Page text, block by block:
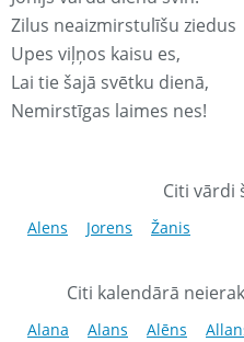
Zilus neaizmirstulīšu ziedus
Upes viļņos kaisu es,
Lai tie šajā svētku dienā,
Nemirstīgas laimes nes!
Citi vārdi
Alens Jorens Žanis
Citi kalendārā
Alana Alans Alēns